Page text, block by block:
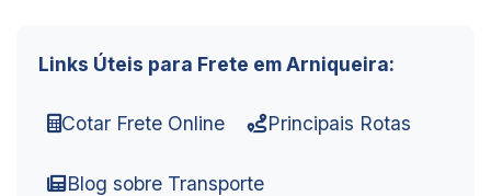
Links Úteis para Frete em Arniqueira:
Cotar Frete Online Principais Rotas
Blog sobre Transporte